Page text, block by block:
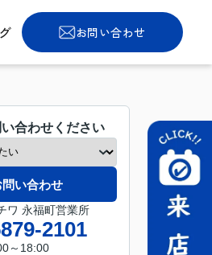
お問い合わせ
合わせください
い合わせ
ワ 永福町営業所
2101
～18:00